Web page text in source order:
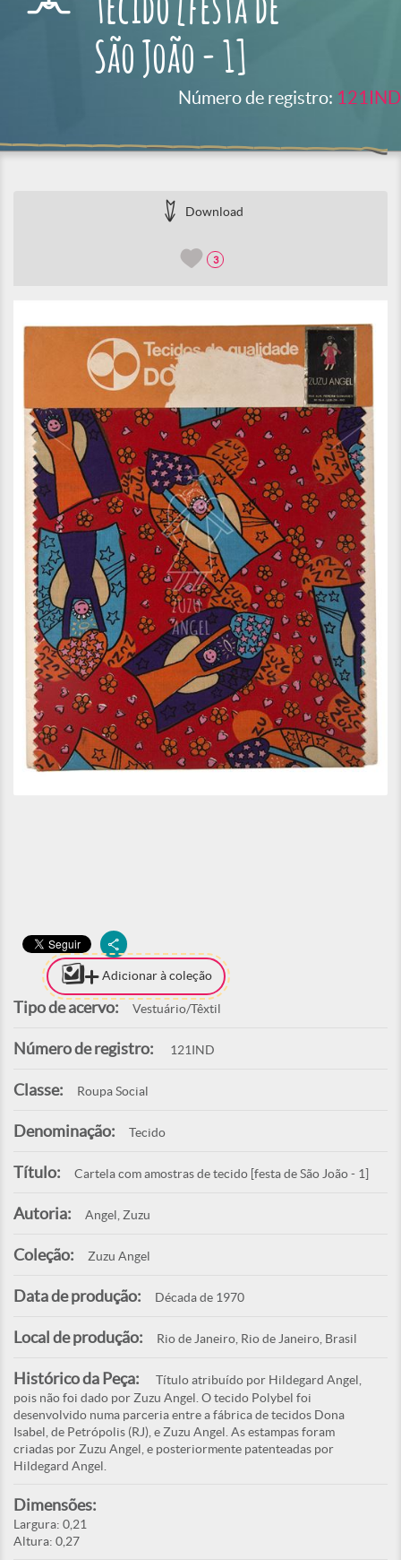
tecido [festa de
São João - 1]
Número de registro: 121IND
Download
3
Adicionar à coleção
Tipo de acervo: Vestuário/Têxtil
Número de registro: 121IND
Classe: Roupa Social
Denominação: Tecido
Título: Cartela com amostras de tecido [festa de São João - 1]
Autoria: Angel, Zuzu
Coleção: Zuzu Angel
Data de produção: Década de 1970
Local de produção: Rio de Janeiro, Rio de Janeiro, Brasil
Histórico da Peça:
Título atribuído por Hildegard Angel,
pois não foi dado por Zuzu Angel. O tecido Polybel foi
desenvolvido numa parceria entre a fábrica de tecidos Dona
Isabel, de Petrópolis (RJ), e Zuzu Angel. As estampas foram
criadas por Zuzu Angel, e posteriormente patenteadas por
Hildegard Angel.
Dimensões:
Largura: 0,21
Altura: 0,27